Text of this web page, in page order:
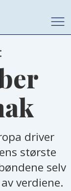
driver
største
selv
verdiene.